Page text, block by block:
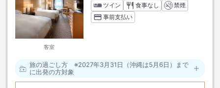
客室
ツイン
食事なし
禁煙
事前支払い
旅の過ごし方 ※2027年3月31日（沖縄は5月6日）まで
に出発の方対象